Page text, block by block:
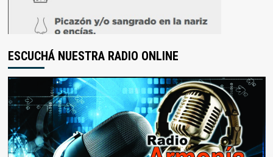
ESCUCHÁ NUESTRA RADIO ONLINE